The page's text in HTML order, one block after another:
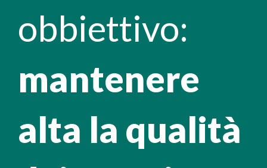
obbiettivo:
mantenere
alta la qualità